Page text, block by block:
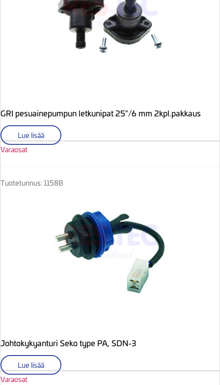
GRI pesuainepumpun letkunipat 25″/6 mm 2kpl.pakkaus
Lue lisää
Varaosat
Tuotetunnus: 1158B
Johtokykyanturi Seko type PA, SDN-3
Lue lisää
Varaosat